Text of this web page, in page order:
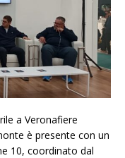
a Veronafiere
è presente con un
10, coordinato dal